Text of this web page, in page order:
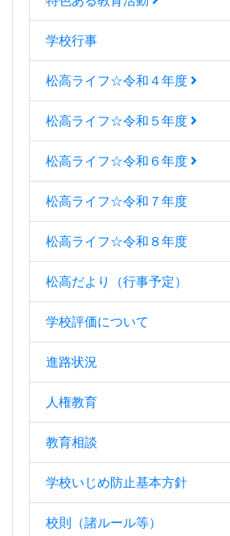
学校行事
松高ライフ☆令和４年度
松高ライフ☆令和５年度
松高ライフ☆令和６年度
松高ライフ☆令和７年度
松高ライフ☆令和８年度
松高だより（行事予定）
学校評価について
進路状況
人権教育
教育相談
学校いじめ防止基本方針
校則（諸ルール等）